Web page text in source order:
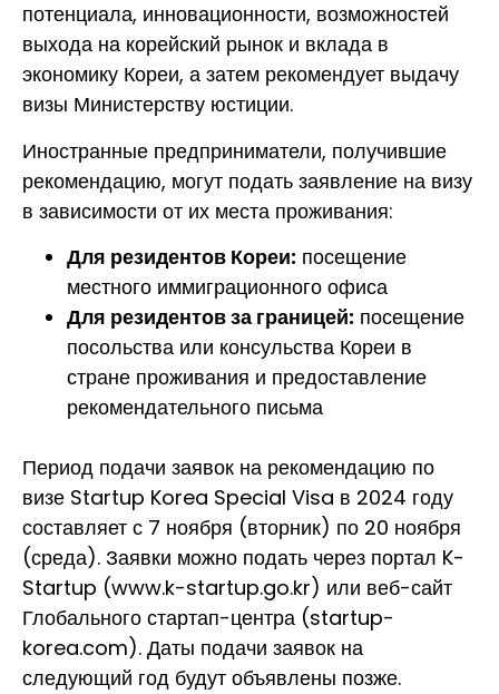
потенциала, инновационности, возможностей
выхода на корейский рынок и вклада в
экономику Кореи, а затем рекомендует выдачу
визы Министерству юстиции.
Иностранные предприниматели, получившие
рекомендацию, могут подать заявление на визу
в зависимости от их места проживания:
Для резидентов Кореи: посещение
местного иммиграционного офиса
Для резидентов за границей: посещение
посольства или консульства Кореи в
стране проживания и предоставление
рекомендательного письма
Период подачи заявок на рекомендацию по
визе Startup Korea Special Visa в 2024 году
составляет с 7 ноября (вторник) по 20 ноября
(среда). Заявки можно подать через портал K-
Startup (www.k-startup.go.kr) или веб-сайт
Глобального стартап-центра (startup-
korea.com). Даты подачи заявок на
следующий год будут объявлены позже.